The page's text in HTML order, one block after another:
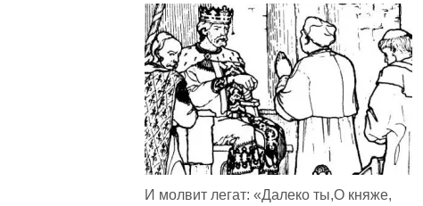
И молвит легат: «Далеко ты,О княже,